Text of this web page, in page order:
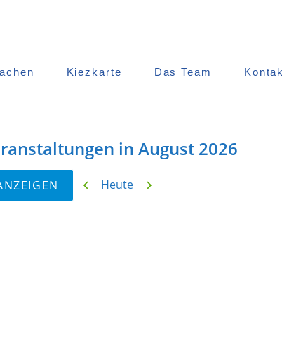
Kiezkarte Das Team
in August 2026
Zurück
Heute Weiter